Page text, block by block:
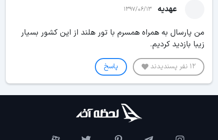
عهدیه 1397/06/13
من پارسال به همراه همسرم با تور هلند از این کشور بسیار
زیبا بازدید کردیم.
12 نفر پسندیدند پاسخ